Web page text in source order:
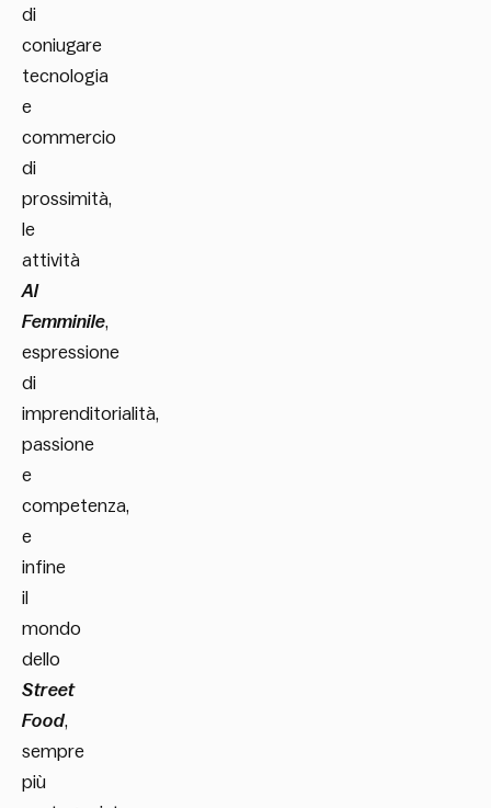
di
coniugare
tecnologia
e
commercio
di
prossimità,
le
attività
Al
Femminile,
espressione
di
imprenditorialità,
passione
e
competenza,
e
infine
il
mondo
dello
Street
Food,
sempre
più